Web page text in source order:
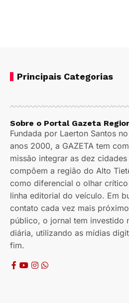
Principais Categorias
Sobre o Portal Gazeta
Fundada por Laerton Santos
anos 2000, a GAZETA tem
missão integrar as dez cidades
compõem a região do Alto
como diferencial o olhar
linha editorial do veículo. Em
contato cada vez mais
público, o jornal tem investido
diária, utilizando as mídias
fim.